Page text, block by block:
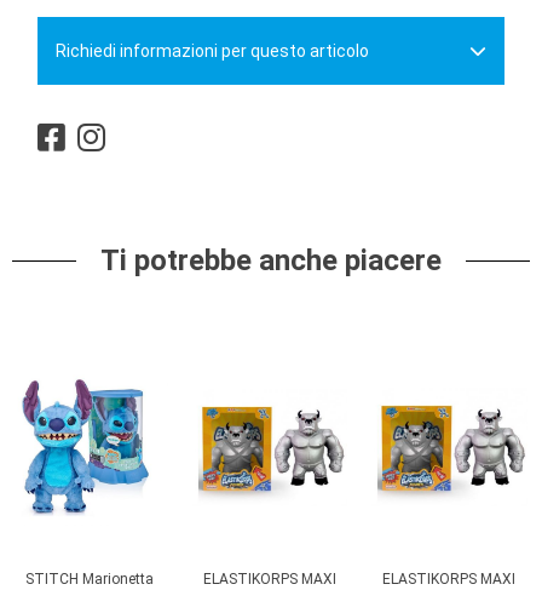
Richiedi informazioni per questo articolo
Ti potrebbe anche piacere
STITCH Marionetta
ELASTIKORPS MAXI
ELASTIKORPS MAXI